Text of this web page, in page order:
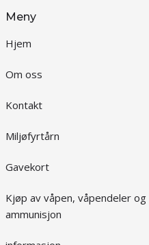
Meny
Hjem
Om oss
Kontakt
Miljøfyrtårn
Gavekort
Kjøp av våpen, våpendeler og
ammunisjon